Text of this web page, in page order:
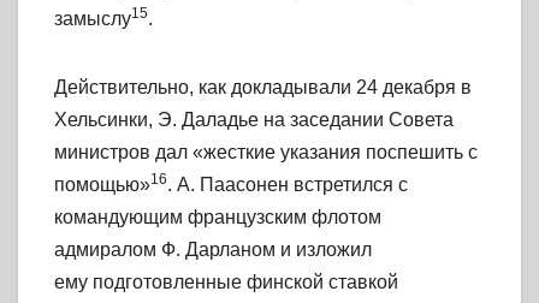
замыслу15.
Действительно, как докладывали 24 декабря в
Хельсинки, Э. Даладье на заседании Совета
министров дал «жесткие указания поспешить с
помощью»16. А. Паасонен встретился с
командующим французским флотом
адмиралом Ф. Дарланом и изложил
ему подготовленные финской ставкой